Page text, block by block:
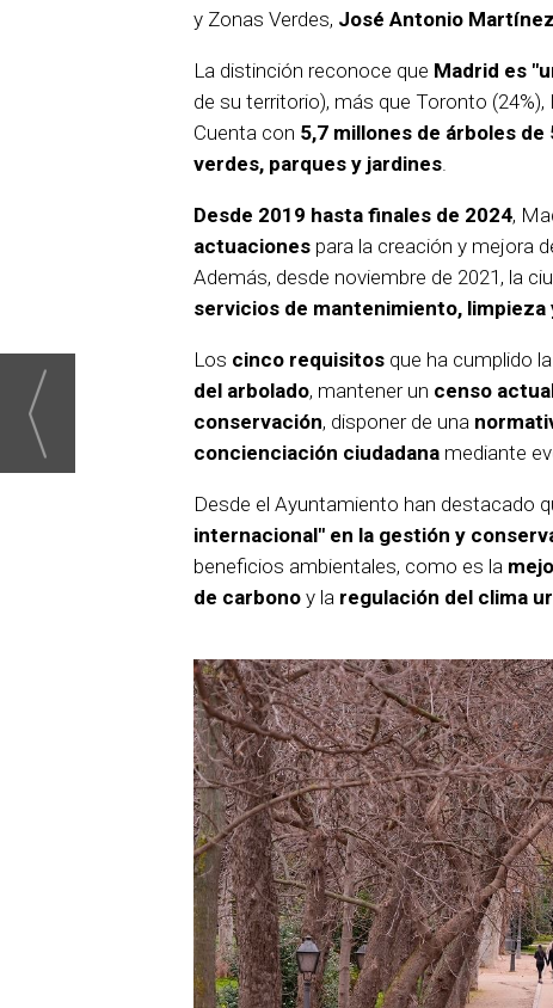
y Zonas Verdes, José Antonio
La distinción reconoce que Madrid es
de su territorio), más que Toronto (24%),
Cuenta con 5,7 millones de árboles
verdes, parques y jardines.
Desde 2019 hasta finales de 2024,
actuaciones para la creación y mejora
Además, desde noviembre de 2021, la
servicios de mantenimiento, limpieza
Los cinco requisitos que ha cumplido
del arbolado, mantener un censo
conservación, disponer de una
concienciación ciudadana mediante
Desde el Ayuntamiento han destacado
internacional" en la gestión y
beneficios ambientales, como es la
de carbono y la regulación del clima